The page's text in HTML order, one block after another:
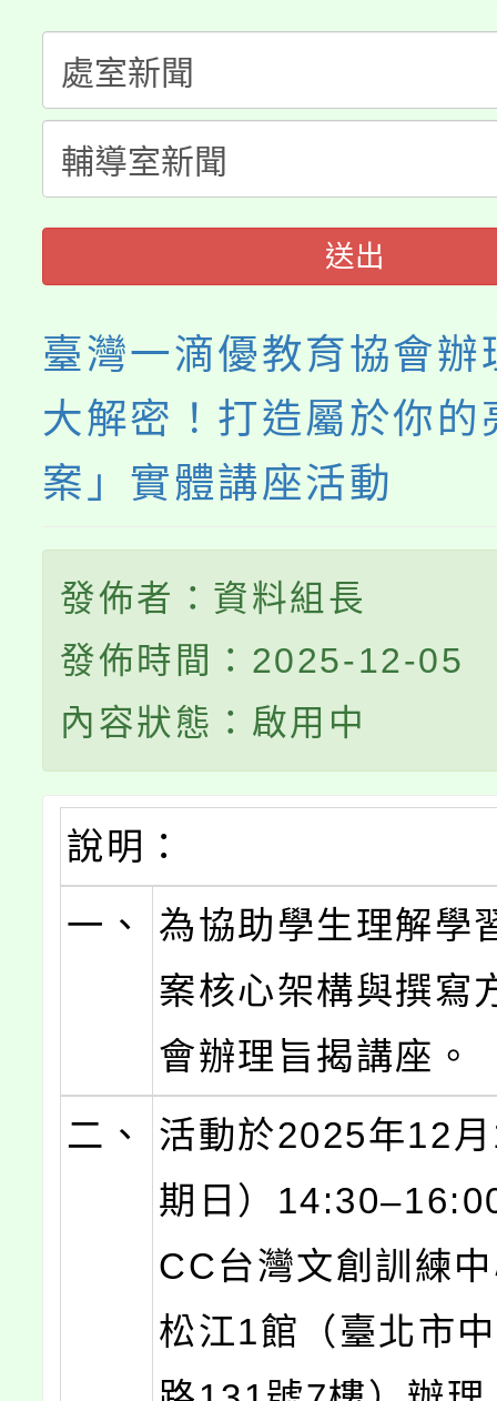
生本土語及新住民語歌
公告本校115學年度第
代理(課)教師甄選結果(
公告本校115學年度第
代理(課)教師甄選結果(
轉知中國文化大學推廣
《TA101》溝通分析基
程，歡迎學生輔導中心
系所師生報名參加。
送出
臺灣一滴優教育協會辦
大解密！打造屬於你的
案」實體講座活動
發佈者：資料組長
發佈時間：2025-12-05
內容狀態：啟用中
說明：
一、
為協助學生理解學
案核心架構與撰寫
會辦理旨揭講座。
二、
活動於2025年12
期日）
CC台灣文創訓練
松江1館（臺北市